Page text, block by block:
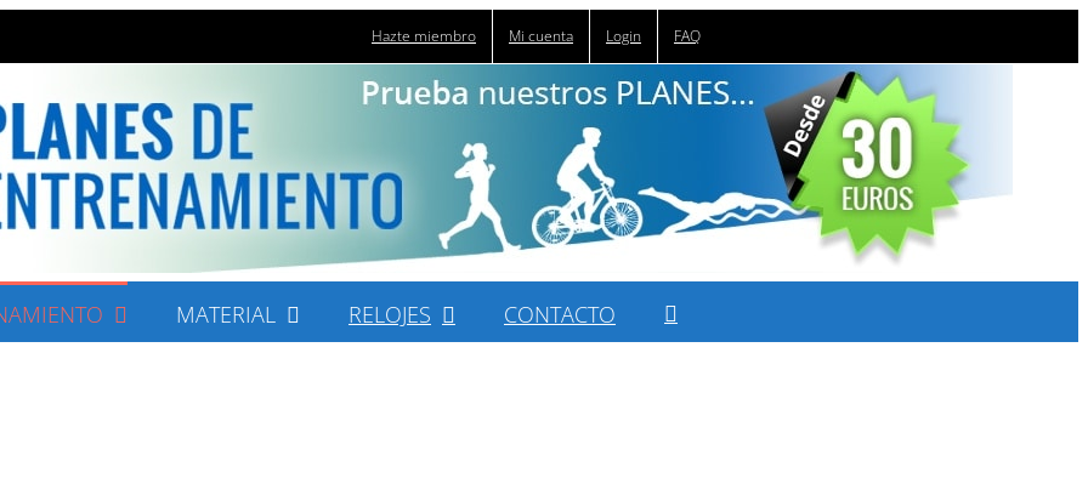
Hazte miembro Mi cuenta Login FAQ
MATERIAL RELOJES CONTACTO